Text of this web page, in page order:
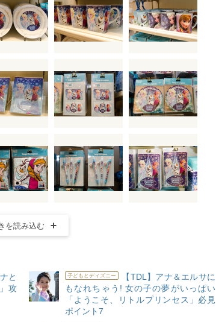
を読み込む
と
攻
子どもとディズニー
【TDL】アナ＆エルサに
もなれちゃう! 女の子の夢がいっぱい
「ようこそ、リトルプリンセス」必見
ポイント7